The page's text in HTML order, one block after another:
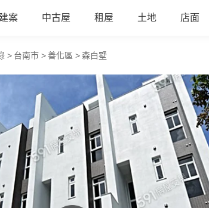
案 中古屋 租屋 土地 店面
> 台南市 >善化區 > 森白墅